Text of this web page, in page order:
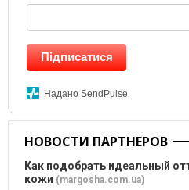
Підписатися
Надано SendPulse
НОВОСТИ ПАРТНЕРОВ
Как подобрать идеальный
кожи (margosha.com.ua)